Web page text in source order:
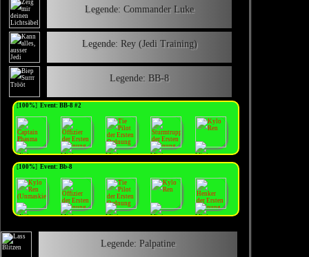
Legende: Commander Luke
Legende: Rey (Jedi Training)
Legende: BB-8
Event: BB-8 #2
[100%]
Event: Bb-8
[100%]
Legende: Palpatine